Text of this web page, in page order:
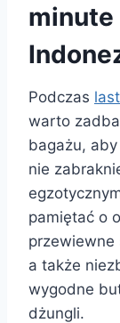
minute
Podczas
warto
bagażu,
nie
pamiętać o
przewiewne
a także
wygodne
dżungli.